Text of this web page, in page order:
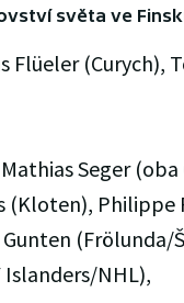
světa ve
Flüeler (Curych),
Seger (oba
(Kloten), Philippe
(Frölunda/
NHL),